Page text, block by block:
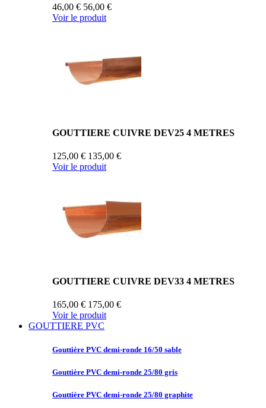
46,00 € 56,00 €
Voir le produit
GOUTTIERE CUIVRE DEV25 4 METRES
125,00 € 135,00 €
Voir le produit
GOUTTIERE CUIVRE DEV33 4 METRES
165,00 € 175,00 €
Voir le produit
GOUTTIERE PVC
Gouttière PVC demi-ronde 16/50 sable
Gouttière PVC demi-ronde 25/80 gris
Gouttière PVC demi-ronde 25/80 graphite